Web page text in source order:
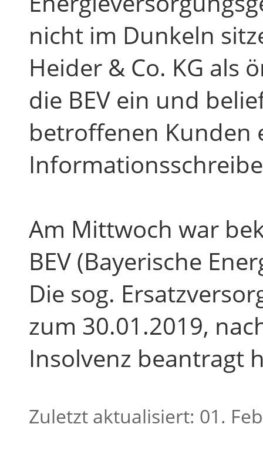
nicht im Dunkeln
Heider & Co. KG
die BEV ein und
betroffenen Kunden
Am Mittwoch war
BEV (Bayerische
Die sog.
zum 30.01.2019,
Insolvenz beantragt
Zuletzt aktualisiert: 01.